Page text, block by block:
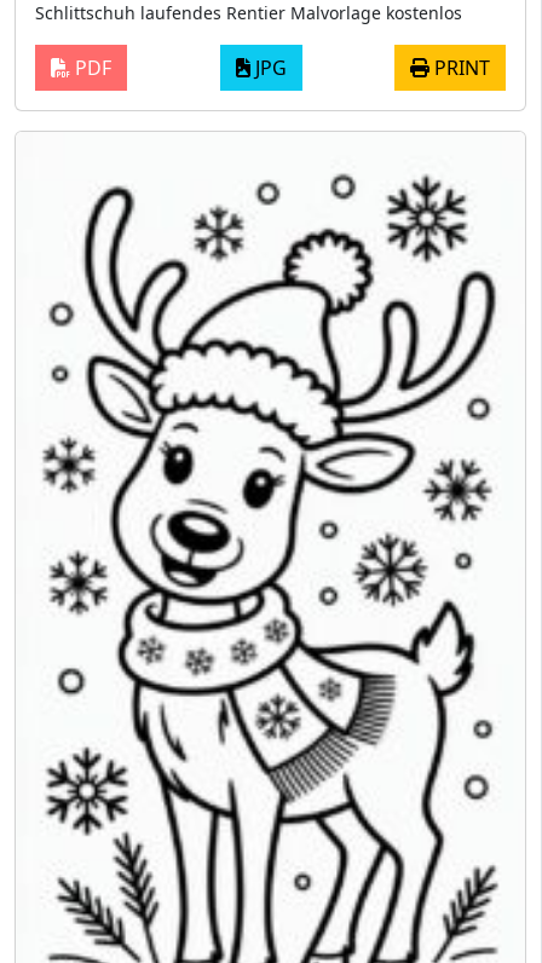
Schlittschuh laufendes Rentier Malvorlage kostenlos
PDF JPG PRINT